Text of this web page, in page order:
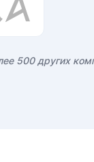
500 других